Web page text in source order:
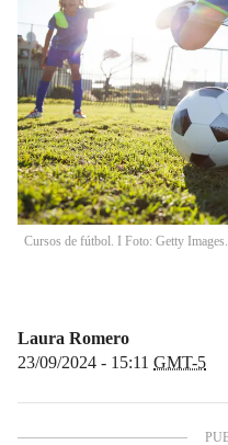
Cursos de fútbol. I Foto: Getty Images.
Laura Romero
23/09/2024 - 15:11 GMT-5